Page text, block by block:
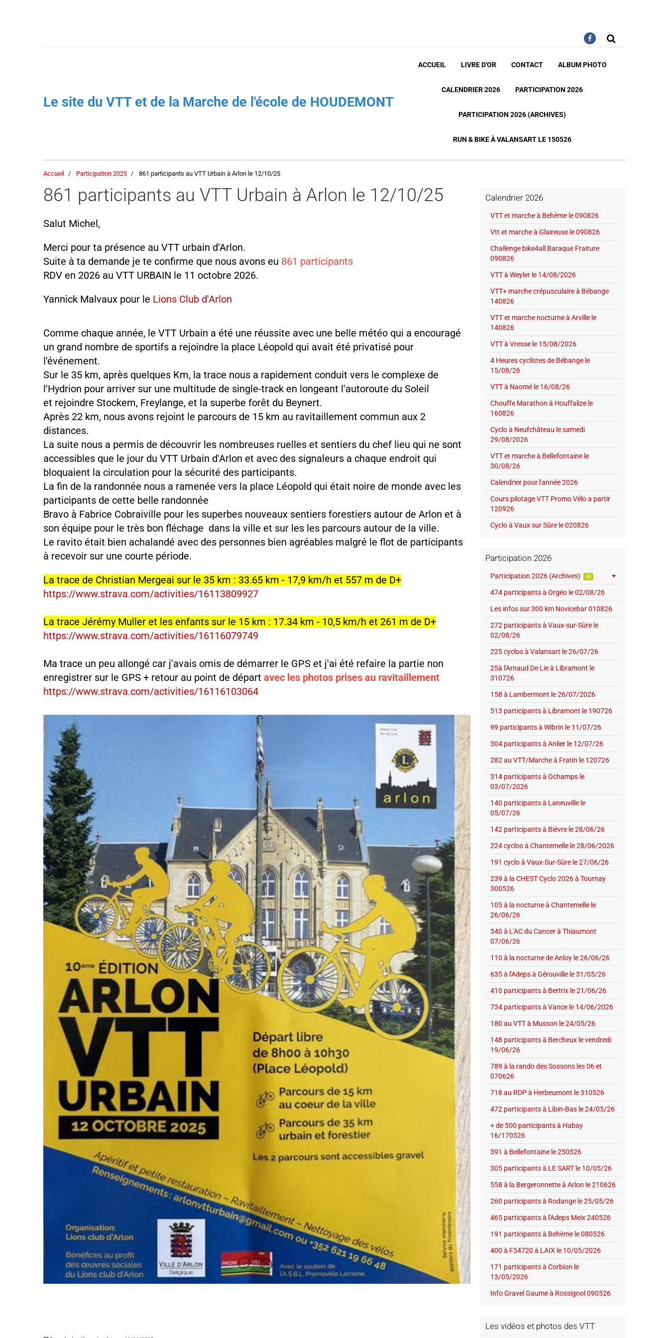
Le site du VTT et de la Marche de l'école de HOUDEMONT
ACCUEIL LIVRE D'OR CONTACT ALBUM PHOTO
CALENDRIER 2026 PARTICIPATION 2026
PARTICIPATION 2026 (ARCHIVES)
RUN & BIKE À VALANSART LE 150526
Accueil Participation 2025 861 participants au VTT Urbain à Arlon le 12/10/25
861 participants au VTT Urbain à Arlon le 12/10/25
Salut Michel,
Merci pour ta présence au VTT urbain d'Arlon.
Suite à ta demande je te confirme que nous avons eu 861 participants
RDV en 2026 au VTT URBAIN le 11 octobre 2026.
Yannick Malvaux pour le Lions Club d'Arlon
Comme chaque année, le VTT Urbain a été une réussite avec une belle météo qui a encouragé
un grand nombre de sportifs a rejoindre la place Léopold qui avait été privatisé pour
l'événement.
Sur le 35 km, après quelques Km, la trace nous a rapidement conduit vers le complexe de
l'Hydrion pour arriver sur une multitude de single-track en longeant l'autoroute du Soleil
et rejoindre Stockem, Freylange, et la superbe forêt du Beynert.
Après 22 km, nous avons rejoint le parcours de 15 km au ravitaillement commun aux 2
distances.
La suite nous a permis de découvrir les nombreuses ruelles et sentiers du chef lieu qui ne sont
accessibles que le jour du VTT Urbain d'Arlon et avec des signaleurs a chaque endroit qui
bloquaient la circulation pour la sécurité des participants.
La fin de la randonnée nous a ramenée vers la place Léopold qui était noire de monde avec les
participants de cette belle randonnée
Bravo à Fabrice Cobraiville pour les superbes nouveaux sentiers forestiers autour de Arlon et à
son équipe pour le très bon fléchage dans la ville et sur les les parcours autour de la ville.
Le ravito était bien achalandé avec des personnes bien agréables malgré le flot de participants
à recevoir sur une courte période.
La trace de Christian Mergeai sur le 35 km : 33.65 km - 17,9 km/h et 557 m de D+
https://www.strava.com/activities/16113809927
La trace Jérémy Muller et les enfants sur le 15 km : 17.34 km - 10,5 km/h et 261 m de D+
https://www.strava.com/activities/16116079749
Ma trace un peu allongé car j'avais omis de démarrer le GPS et j'ai été refaire la partie non
enregistrer sur le GPS + retour au point de départ avec les photos prises au ravitaillement
https://www.strava.com/activities/16116103064
Calendrier 2026
VTT et marche à Behème le 090826
Vtt et marche à Glaireuse le 090826
Challenge bike4all Baraque Fraiture
090826
VTT à Weyler le 14/08/2026
VTT+ marche crépusculaire à Bébange
140826
VTT et marche nocturne à Arville le
140826
VTT à Vresse le 15/08/2026
4 Heures cyclistes de Bébange le
15/08/26
VTT à Naomé le 16/08/26
Chouffe Marathon à Houffalize le
160826
Cyclo à Neufchâteau le samedi
29/08/2026
VTT et marche à Bellefontaine le
30/08/26
Calendrier pour l'année 2026
Cours pilotage VTT Promo Vélo a partir
120926
Cyclo à Vaux sur Sûre le 020826
Participation 2026
Participation 2026 (Archives) 44
474 participants à Orgéo le 02/08/26
Les infos sur 300 km Novicebar 010826
272 participants à Vaux-sur-Sûre le
02/08/26
225 cyclos à Valansart le 26/07/26
25à l'Arnaud De Lie à Libramont le
310726
158 à Lambermont le 26/07/2026
513 participants à Libramont le 190726
99 participants à Wibrin le 11/07/26
304 participants à Anlier le 12/07/26
282 au VTT/Marche à Fratin le 120726
314 participants à Ochamps le
03/07/2026
140 participants à Laneuville le
05/07/26
142 participants à Bièvre le 28/06/26
224 cyclos à Chantemelle le 28/06/2026
191 cyclo à Vaux-Sur-Sûre le 27/06/26
239 à la CHEST Cyclo 2026 à Tournay
300526
105 à la nocturne à Chantemelle le
26/06/26
340 à L'AC du Cancer à Thiaumont
07/06/26
110 à la nocturne de Anloy le 26/06/26
635 à l'Adeps à Gérouville le 31/05/26
410 participants à Bertrix le 21/06/26
734 participants à Vance le 14/06/2026
180 au VTT à Musson le 24/05/26
148 participants à Bercheux le vendredi
19/06/26
789 à la rando des Sossons les 06 et
070626
718 au RDP à Herbeumont le 310526
472 participants à Libin-Bas le 24/05/26
+ de 500 participants à Habay
16/170526
391 à Bellefontaine le 250526
305 participants à LE SART le 10/05/26
558 à la Bergeronnette à Arlon le 210626
260 participants à Rodange le 25/05/26
465 participants à l'Adeps Meix 240526
191 participants à Behème le 080526
400 à F54720 à LAIX le 10/05/2026
171 participants à Corbion le
13/05/2026
Info Gravel Gaume à Rossignol 090526
Les vidéos et photos des VTT